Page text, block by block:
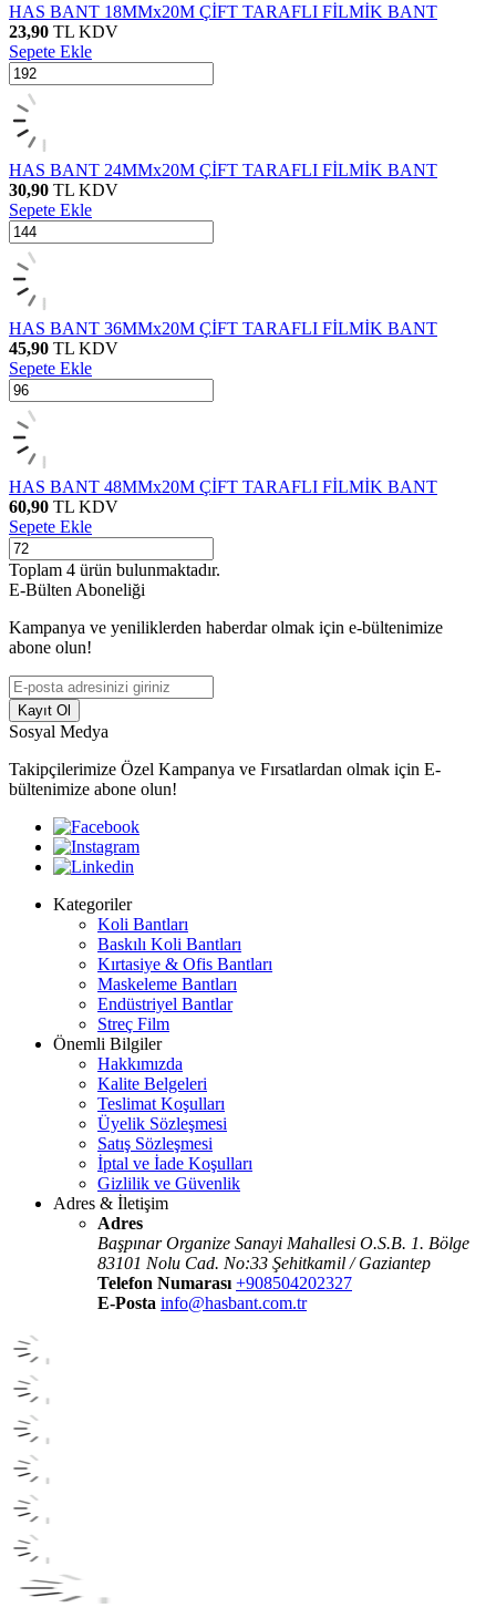
HAS BANT 18MMx20M ÇİFT TARAFLI FİLMİK BANT
23,90 TL KDV
Sepete Ekle
HAS BANT 24MMx20M ÇİFT TARAFLI FİLMİK BANT
30,90 TL KDV
Sepete Ekle
HAS BANT 36MMx20M ÇİFT TARAFLI FİLMİK BANT
45,90 TL KDV
Sepete Ekle
HAS BANT 48MMx20M ÇİFT TARAFLI FİLMİK BANT
60,90 TL KDV
Sepete Ekle
Toplam 4 ürün bulunmaktadır.
E-Bülten Aboneliği
Kampanya ve yeniliklerden haberdar olmak için e-bültenimize
abone olun!
Kayıt Ol
Sosyal Medya
Takipçilerimize Özel Kampanya ve Fırsatlardan olmak için E-
bültenimize abone olun!
Kategoriler
Koli Bantları
Baskılı Koli Bantları
Kırtasiye & Ofis Bantları
Maskeleme Bantları
Endüstriyel Bantlar
Streç Film
Önemli Bilgiler
Hakkımızda
Kalite Belgeleri
Teslimat Koşulları
Üyelik Sözleşmesi
Satış Sözleşmesi
İptal ve İade Koşulları
Gizlilik ve Güvenlik
Adres & İletişim
Adres
Başpınar Organize Sanayi Mahallesi O.S.B. 1. Bölge
83101 Nolu Cad. No:33 Şehitkamil / Gaziantep
Telefon Numarası +908504202327
E-Posta info@hasbant.com.tr